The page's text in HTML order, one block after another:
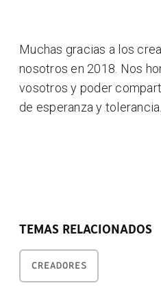
Muchas gracias a los
nosotros en 2018. Nos
vosotros y poder
de esperanza y tolerancia.
TEMAS RELACIONADOS
CREADORES